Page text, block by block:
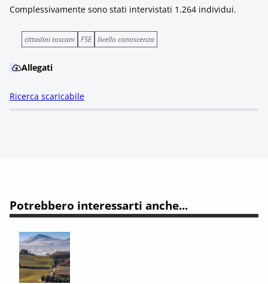
Complessivamente sono stati intervistati 1.264 individui.
cittadini toscani FSE livello conoscenza
Allegati
Ricerca scaricabile
Potrebbero interessarti anche...